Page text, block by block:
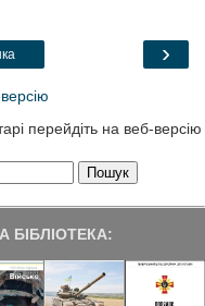
›
перейдіть на веб-версію
БІБЛІОТЕКА: